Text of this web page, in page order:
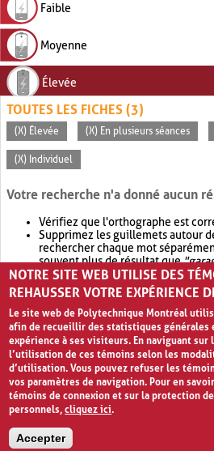
Faible
Moyenne
Élevée
TOUTES LES FICHES (3)
(X) Élevée (X) En plusieurs séances
(X) Individuel
Votre recherche n'a donné aucun
Vérifiez que l'orthographe est
Supprimez les guillemets autour
rechercher chaque mot
souvent plus de résultat que
Envisagez d'élargir votre
retournera souvent plus de
NOTRE SITE WEB UTILISE DES
REHAUSSER VOTRE EXPÉRIENCE
Le site web de Polytechnique Montréal
afin de recueillir des statistiques
expérience à ses visiteurs. En naviguant sur
l’utilisation de ces témoins selon les
d’utilisation. Vous pouvez refuser les
vos paramètres de navigation. Pour en
témoins de connexion et sur la protection
personnels,cliquez ici.
Accepter